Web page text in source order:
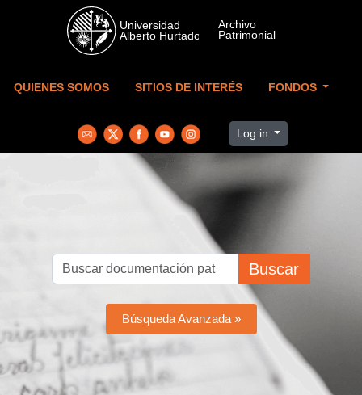
Skip to main content
QUIENES SOMOS SITIOS DE INTERÉS FONDOS
Log in
Buscar
Búsqueda Avanzada »